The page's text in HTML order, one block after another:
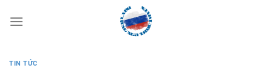
qua
TIN TỨC